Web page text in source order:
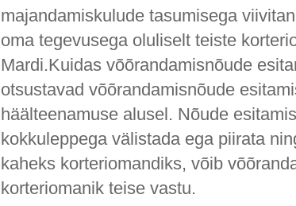
majandamiskulude tasumisega
oma tegevusega oluliselt teiste
Mardi.Kuidas võõrandamisnõude
otsustavad võõrandamisnõude
häälteenamuse alusel. Nõude
kokkuleppega välistada ega piirata
kaheks korteriomandiks, võib
korteriomanik teise vastu.